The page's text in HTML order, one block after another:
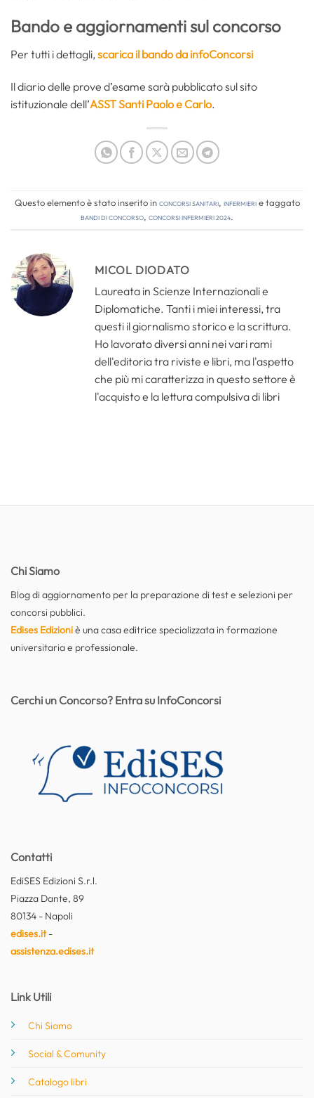
Bando e aggiornamenti sul concorso
Per tutti i dettagli, scarica il bando da infoConcorsi
Il diario delle prove d’esame sarà pubblicato sul sito
istituzionale dell’ASST Santi Paolo e Carlo.
Questo elemento è stato inserito inConcorsi Sanitari, Infermierie taggato
bandi di concorso, concorsi infermieri 2024.
MICOL DIODATO
Laureata in Scienze Internazionali e
Diplomatiche. Tanti i miei interessi, tra
questi il giornalismo storico e la scrittura.
Ho lavorato diversi anni nei vari rami
dell'editoria tra riviste e libri, ma l'aspetto
che più mi caratterizza in questo settore è
l'acquisto e la lettura compulsiva di libri
Chi Siamo
Blog di aggiornamento per la preparazione di test e selezioni per
concorsi pubblici.
Edises Edizioniè una casa editrice specializzata in formazione
universitaria e professionale.
Contatti
EdiSES Edizioni S.r.l.
Piazza Dante, 89
80134 - Napoli
edises.it-
assistenza.edises.it
Link Utili
Chi Siamo
Social & Comunity
Catalogo libri
Cerchi un Concorso? Entra su InfoConcorsi